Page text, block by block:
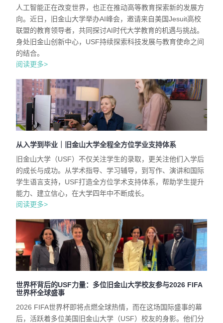
人工智能正在改变世界，也正在推动高等教育探索新的发展方
向。近日，旧金山大学举办AI峰会，邀请来自美国Jesuit高校
联盟的教育领导者，共同探讨AI时代大学教育的机遇与挑战。
身处旧金山创新中心，USF持续探索科技发展与教育使命之间
的结合。
阅读更多>
从入学到毕业｜旧金山大学全程全方位学业支持体系
旧金山大学（USF）不仅关注学生的录取，更关注他们入学后
的成长与成功。从学术指导、学习辅导，到写作、演讲和国际
学生语言支持，USF打造全方位学术支持体系，帮助学生提升
能力、建立信心，在大学四年中不断成长。
阅读更多>
世界杯背后的USF力量：多位旧金山大学校友参与2026 FIFA
世界杯全球盛事
2026 FIFA世界杯即将点燃全球热情，而在这场国际盛事的幕
后，活跃着多位美国旧金山大学（USF）校友的身影。他们分